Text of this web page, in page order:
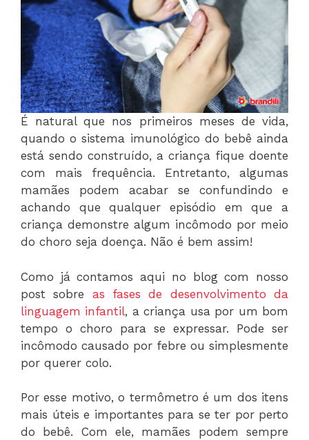
É natural que nos primeiros meses de vida,
quando o sistema imunológico do bebê ainda
está sendo construído, a criança fique doente
com mais frequência. Entretanto, algumas
mamães podem acabar se confundindo e
achando que qualquer episódio em que a
criança demonstre algum incômodo por meio
do choro seja doença. Não é bem assim!
Como já contamos aqui no blog com nosso
post sobre as fases de desenvolvimento da
linguagem infantil, a criança usa por um bom
tempo o choro para se expressar. Pode ser
incômodo causado por febre ou simplesmente
por querer colo.
Por esse motivo, o termômetro é um dos itens
mais úteis e importantes para se ter por perto
do bebê. Com ele, mamães podem sempre